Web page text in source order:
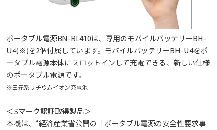
ポータブル電源BN-RL410は、専用のモバイルバッテリーBH-
U4(※)を2個付属しています。モバイルバッテリーBH-U4をポ
ータブル電源本体にスロットインして充電できる、新しい仕様
のポータブル電源です。
※三元系リチウムイオン充電池
＜Sマーク認証取得製品＞
本機は、“経済産業省公開の「ポータブル電源の安全性要求事